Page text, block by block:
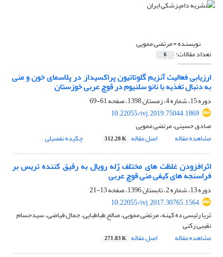
نویسنده =مرتضی ممویی
تعداد مقالات: 6
ارزیابی فعالیت آنزیم گلوتاتیون پراکسیداز در پلاسمای خون و منی
به دنبال تغذیه با نانو سلنیوم در قوچ عربی خوزستان
دوره 15، شماره 4، زمستان 1398، صفحه
61-69
10.22055/ivj.2019.75044.1869
صادق حسینی، مرتضی ممویی
مشاهده مقاله
اصل مقاله 312.28 K چکیده تفصیلی
اثرافزودن غلظت‏ های مختلف ژله رویال به رقیق ‏کننده تریس بر
فراسنجه ‏های کیفی منی قوچ عربی
دوره 13، شماره 2، تابستان 1396، صفحه
13-21
10.22055/ivj.2017.30765.1564
ثریا رئیسی ده کهنه، مرتضی ممویی، صالح طباطبایی، جمال فیاضی، سیدحسام
نقیبی رکنی
مشاهده مقاله
اصل مقاله 271.83 K